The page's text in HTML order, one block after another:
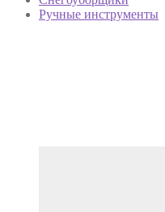
Ручные инструменты